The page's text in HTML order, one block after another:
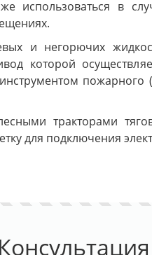
использоваться в
и негорючих
которой
пожарного
тракторами
для подключения